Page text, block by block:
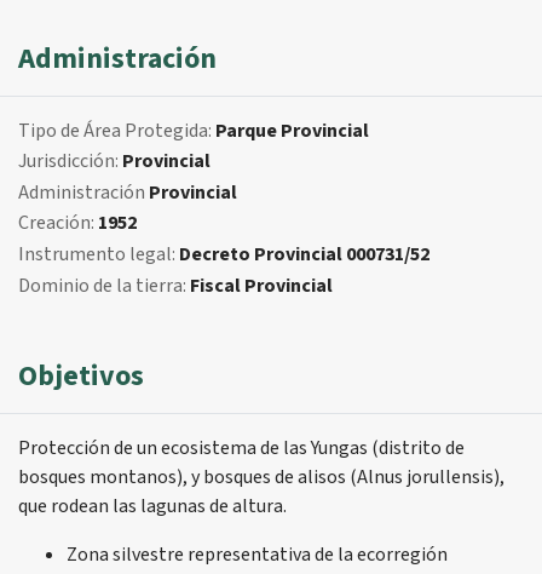
Administración
Tipo de Área Protegida: Parque Provincial
Jurisdicción: Provincial
Administración Provincial
Creación: 1952
Instrumento legal: Decreto Provincial 000731/52
Dominio de la tierra: Fiscal Provincial
Objetivos
Protección de un ecosistema de las Yungas (distrito de
bosques montanos), y bosques de alisos (Alnus jorullensis),
que rodean las lagunas de altura.
Zona silvestre representativa de la ecorregión